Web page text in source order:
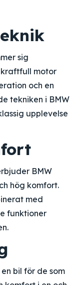
sig
motor
och en
tekniken i BMW
upplevelse
BMW
hög komfort.
med
funktioner
bil för de som